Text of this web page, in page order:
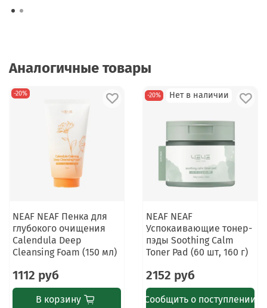
Аналогичные товары
-20%
NEAF NEAF Пенка для
глубокого очищения
Calendula Deep
Cleansing Foam (150 мл)
1112 руб
В корзину
-20%
NEAF NEAF
Успокаивающие тонер-
пэды Soothing Calm
Toner Pad (60 шт, 160 г)
2152 руб
Сообщить о поступлении